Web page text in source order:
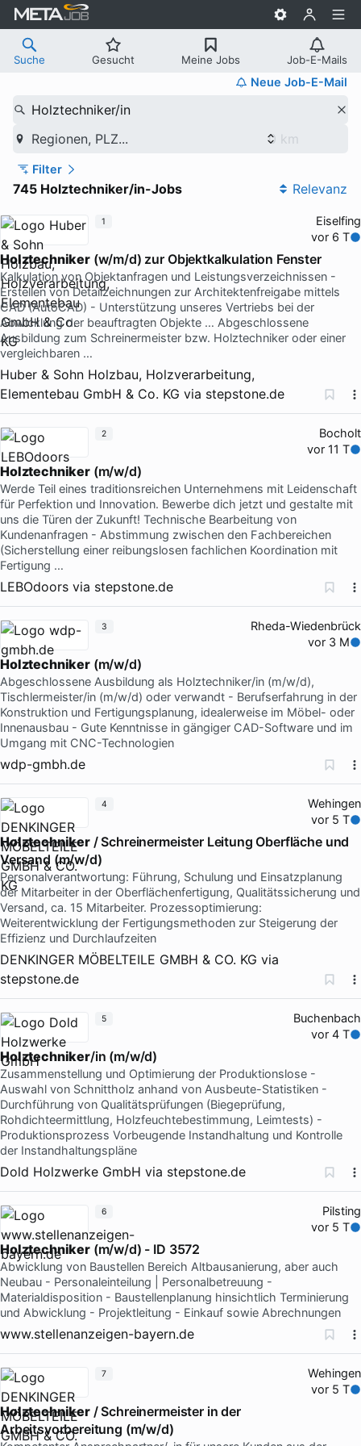
Suche Gesucht Meine Jobs Job-E-Mails
Neue Job-E-Mail
Holztechniker/in
Regionen, PLZ...
Filter
745 Holztechniker/in-Jobs Relevanz
Eiselfing
vor 6 T
Holztechniker(w/m/d) zur Objektkalkulation Fenster
Kalkulation von Objektanfragen und Leistungsverzeichnissen -
Erstellen von Detailzeichnungen zur Architektenfreigabe mittels
CAD (AutoCAD) - Unterstützung unseres Vertriebs bei der
Abwicklung der beauftragten Objekte … Abgeschlossene
Ausbildung zum Schreinermeister bzw. Holztechniker oder einer
vergleichbaren …
Huber & Sohn Holzbau, Holzverarbeitung,
Elementebau GmbH & Co. KG via stepstone.de
1
Bocholt
vor 11 T
Holztechniker(m/w/d)
Werde Teil eines traditionsreichen Unternehmens mit Leidenschaft
für Perfektion und Innovation. Bewerbe dich jetzt und gestalte mit
uns die Türen der Zukunft! Technische Bearbeitung von
Kundenanfragen - Abstimmung zwischen den Fachbereichen
(Sicherstellung einer reibungslosen fachlichen Koordination mit
Fertigung …
LEBOdoors via stepstone.de
2
Rheda-Wiedenbrück
vor 3 M
Holztechniker(m/w/d)
Abgeschlossene Ausbildung als Holztechniker/in (m/w/d),
Tischlermeister/in (m/w/d) oder verwandt - Berufserfahrung in der
Konstruktion und Fertigungsplanung, idealerweise im Möbel- oder
Innenausbau - Gute Kenntnisse in gängiger CAD-Software und im
Umgang mit CNC-Technologien
wdp-gmbh.de
3
Wehingen
vor 5 T
Holztechniker/ Schreinermeister Leitung Oberfläche und
Versand (m/w/d)
Personalverantwortung: Führung, Schulung und Einsatzplanung
der Mitarbeiter in der Oberflächenfertigung, Qualitätssicherung und
Versand, ca. 15 Mitarbeiter. Prozessoptimierung:
Weiterentwicklung der Fertigungsmethoden zur Steigerung der
Effizienz und Durchlaufzeiten
DENKINGER MÖBELTEILE GMBH & CO. KG via
stepstone.de
4
Buchenbach
vor 4 T
Holztechniker/in (m/w/d)
Zusammenstellung und Optimierung der Produktionslose -
Auswahl von Schnittholz anhand von Ausbeute-Statistiken -
Durchführung von Qualitätsprüfungen (Biegeprüfung,
Rohdichteermittlung, Holzfeuchtebestimmung, Leimtests) -
Produktionsprozess Vorbeugende Instandhaltung und Kontrolle
der Instandhaltungspläne
Dold Holzwerke GmbH via stepstone.de
5
Pilsting
vor 5 T
Holztechniker(m/w/d) - ID 3572
Abwicklung von Baustellen Bereich Altbausanierung, aber auch
Neubau - Personaleinteilung | Personalbetreuung -
Materialdisposition - Baustellenplanung hinsichtlich Terminierung
und Abwicklung - Projektleitung - Einkauf sowie Abrechnungen
www.stellenanzeigen-bayern.de
6
Wehingen
vor 5 T
Holztechniker/ Schreinermeister in der
Arbeitsvorbereitung (m/w/d)
7